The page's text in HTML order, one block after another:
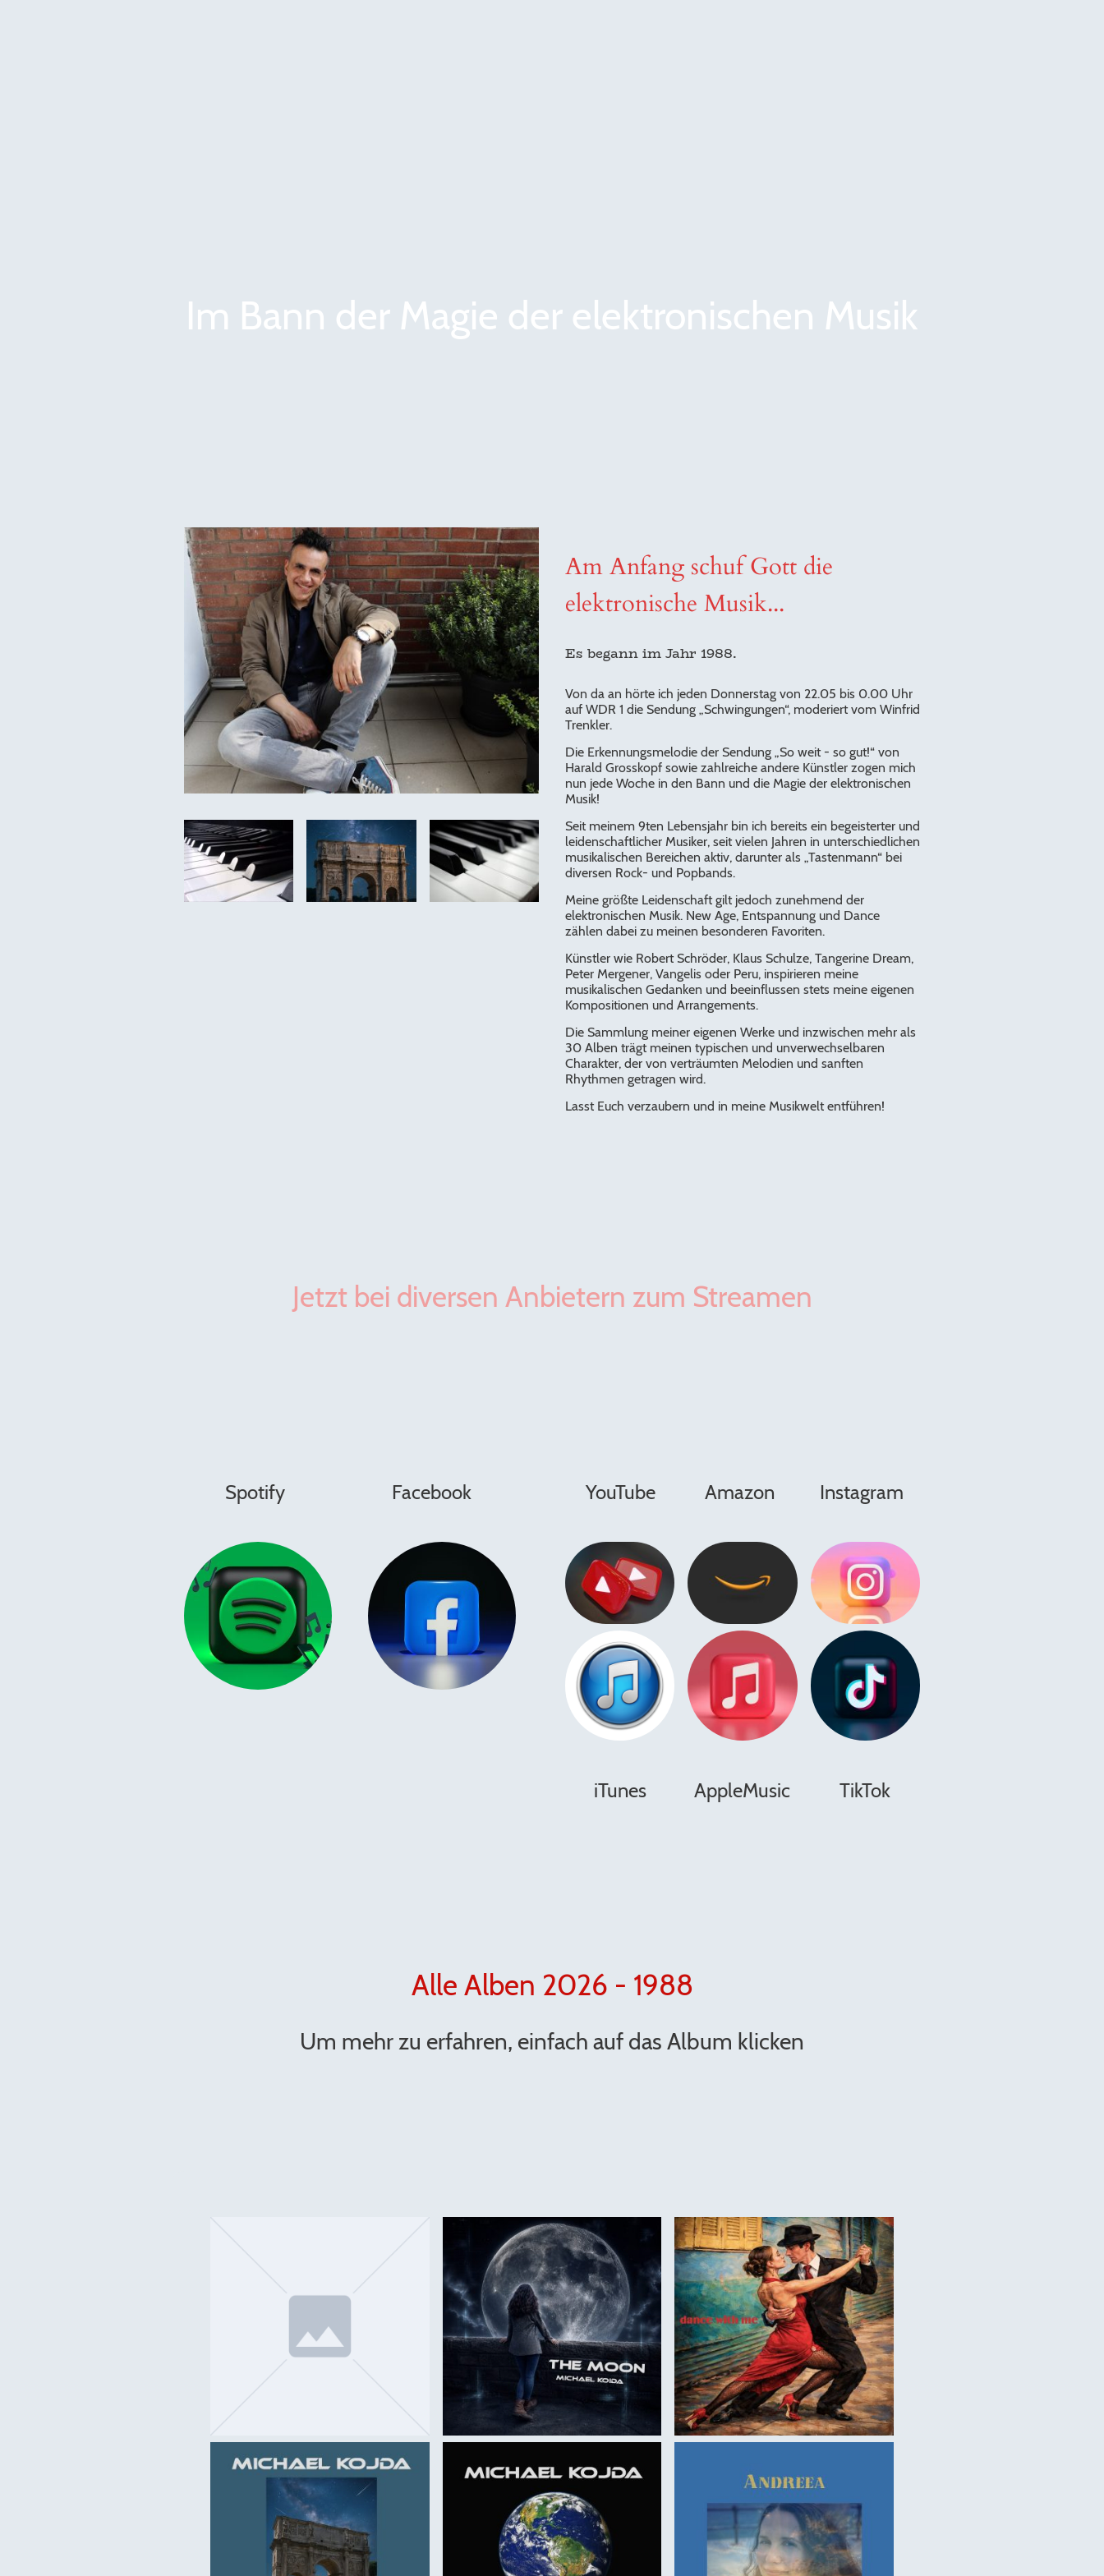
Im Bann der Magie der elektronischen Musik
Am Anfang schuf Gott die
elektronische Musik...
Es begann im Jahr 1988.
Von da an hörte ich jeden Donnerstag von 22.05 bis 0.00 Uhr
auf WDR 1 die Sendung „Schwingungen“, moderiert vom Winfrid
Trenkler.
Die Erkennungsmelodie der Sendung „So weit - so gut!“ von
Harald Grosskopf sowie zahlreiche andere Künstler zogen mich
nun jede Woche in den Bann und die Magie der elektronischen
Musik!
Seit meinem 9ten Lebensjahr bin ich bereits ein begeisterter und
leidenschaftlicher Musiker, seit vielen Jahren in unterschiedlichen
musikalischen Bereichen aktiv, darunter als „Tastenmann“ bei
diversen Rock- und Popbands.
Meine größte Leidenschaft gilt jedoch zunehmend der
elektronischen Musik. New Age, Entspannung und Dance
zählen dabei zu meinen besonderen Favoriten.
Künstler wie Robert Schröder, Klaus Schulze, Tangerine Dream,
Peter Mergener, Vangelis oder Peru, inspirieren meine
musikalischen Gedanken und beeinflussen stets meine eigenen
Kompositionen und Arrangements.
Die Sammlung meiner eigenen Werke und inzwischen mehr als
30 Alben trägt meinen typischen und unverwechselbaren
Charakter, der von verträumten Melodien und sanften
Rhythmen getragen wird.
Lasst Euch verzaubern und in meine Musikwelt entführen!
Jetzt bei diversen Anbietern zum Streamen
Spotify Facebook YouTube Amazon Instagram
iTunes AppleMusic TikTok
Alle Alben 2026 - 1988
Um mehr zu erfahren, einfach auf das Album klicken